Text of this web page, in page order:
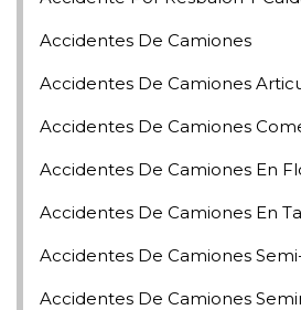
Accidentes De Camiones
Accidentes De Camiones
Accidentes De Camiones
Accidentes De Camiones En
Accidentes De Camiones En
Accidentes De Camiones
Accidentes De Camiones